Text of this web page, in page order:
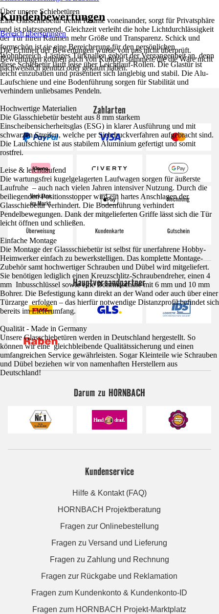
Über unsere Schiebetüren
Eine Glasschiebetür trennt Räume voneinander, sorgt für Privatsphäre
und ist platzsparend. Gleichzeit verleiht die hohe Lichtdurchlässigkeit
der Tür Ihren Räumen mehr Größe und Transparenz. Schick und
formschön ist sie eine Bereicherung für den persönlichen
Wohnbereich. Lästiges Türknallen gehört der Vergangenheit an, denn
diese Schiebetür läuft leise über Leichtlauf-Rollen. Die Glastür ist
leicht einzubauen und präsentiert sich langlebig und stabil. Die Alu-
Laufschiene und eine Bodenführung sorgen für Stabilität und
verhindern unliebsames Pendeln.
Hochwertige Materialien
Die Glasschiebetür besteht aus 8 mm starkem
Einscheibensicherheitsglas (ESG) in klarer Ausführung und mit
schwarzen Streifen, welche per Siebdruckverfahren aufgebracht sind.
Die Laufschiene ist aus stabilem Aluminium gefertigt und somit
rostfrei.
Leise & leichtlaufend
Die wartungsfrei kugelgelagerten Laufwagen sorgen für äußerste
Laufruhe – auch nach vielen Jahren intensiver Nutzung. Durch die
beiliegenden Positionsstopper wird ein hartes Anschlagen der
Glasschiebetür verhindert. Die Bodenführung verhindert
Pendelbewegungen. Dank der mitgelieferten Griffe lässt sich die Tür
leicht öffnen und schließen.
Einfache Montage
Die Montage der Glassschiebetür ist selbst für unerfahrene Hobby-
Heimwerker einfach zu bewerkstelligen. Das komplette Montage-
Zubehör samt hochwertiger Schrauben und Dübel wird mitgeliefert.
Sie benötigen lediglich einen Kreuzschlitz-Schraubendreher, einen 4
mm Inbusschlüssel sowie eine Bohrmaschine mit 6 mm und 10 mm
Bohrer. Die Befestigung kann direkt an der Wand oder auch über einer
Türzarge erfolgen – das hierfür notwendige Distanzprofil befindet sich
bereits im Lieferumfang.
Qualität - Made in Germany
Unsere Glasschiebetüren werden in Deutschland hergestellt. So
können wir eine gleichbleibende Qualitätssicherung und einen
umfangreichen Service gewährleisten. Sogar Kleinteile wie Schrauben
und Dübel beziehen wir von namenhaften Herstellern aus
Deutschland!
Kundenbewertungen
Bereich überspringen
Die Echtheit der Bewertungen wurde von uns nicht überprüft.
Bewertungen können auch von Kunden stammen, die die Ware nicht
nachweislich genutzt oder gekauft haben.
Zahlarten
Hauptversandpartner
Darum zu HORNBACH
Kundenservice
Hilfe & Kontakt (FAQ)
HORNBACH Projektberatung
Fragen zur Onlinebestellung
Fragen zu Versand und Lieferung
Fragen zu Zahlung und Rechnung
Fragen zur Rückgabe und Reklamation
Fragen zum Kundenkonto & Kundenkonto-ID
Fragen zum HORNBACH Projekt-Marktplatz